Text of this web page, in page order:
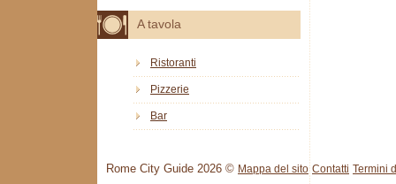
A tavola
Ristoranti
Pizzerie
Bar
Rome City Guide 2026 © Mappa del sito Contatti Termini